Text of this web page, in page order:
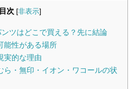
目次 [非表示]
ツはどこで買える？先に結論
能性がある場所
実的な理由
ら・無印・イオン・ワコールの状